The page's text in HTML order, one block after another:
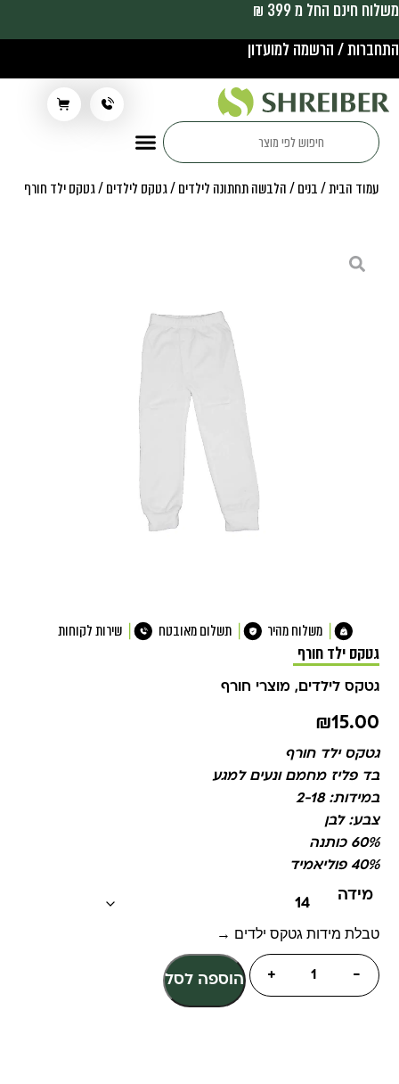
משלוח חינם החל מ 399 ₪
התחברות / הרשמה למועדון
עמוד הבית/בנים/הלבשה תחתונה לילדים/גטקס לילדים/ גטקס ילד חורף
משלוח מהיר תשלום מאובטח שירות לקוחות
גטקס ילד חורף
גטקס לילדים , מוצרי חורף
₪15.00
גטקס ילד חורף
בד פליז מחמם ונעים למגע
במידות: 2-18
צבע: לבן
60% כותנה
40% פוליאמיד
מידה
טבלת מידות גטקס ילדים →
-
+ הוספה לסל